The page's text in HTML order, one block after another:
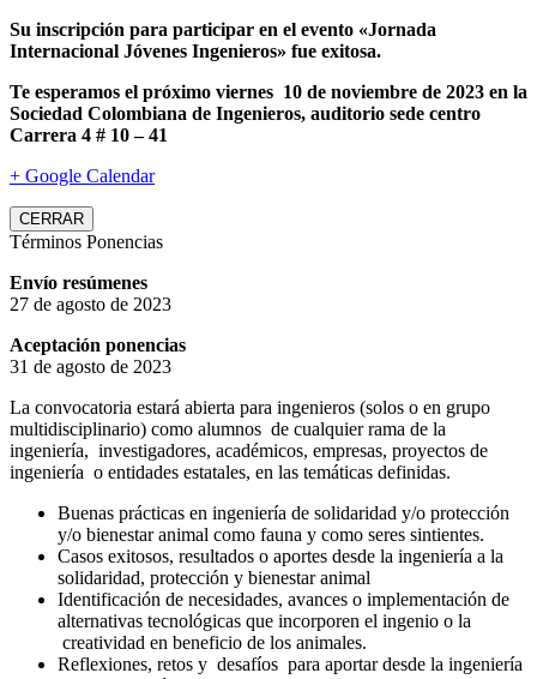
Su inscripción para participar en el evento «Jornada
Internacional Jóvenes Ingenieros» fue exitosa.
Te esperamos el próximo viernes 10 de noviembre de 2023 en la
Sociedad Colombiana de Ingenieros, auditorio sede centro
Carrera 4 # 10 – 41
+ Google Calendar
CERRAR
Términos Ponencias
Envío resúmenes
27 de agosto de 2023
Aceptación ponencias
31 de agosto de 2023
La convocatoria estará abierta para ingenieros (solos o en grupo
multidisciplinario) como alumnos de cualquier rama de la
ingeniería, investigadores, académicos, empresas, proyectos de
ingeniería o entidades estatales, en las temáticas definidas.
Buenas prácticas en ingeniería de solidaridad y/o protección
y/o bienestar animal como fauna y como seres sintientes.
Casos exitosos, resultados o aportes desde la ingeniería a la
solidaridad, protección y bienestar animal
Identificación de necesidades, avances o implementación de
alternativas tecnológicas que incorporen el ingenio o la
creatividad en beneficio de los animales.
Reflexiones, retos y desafíos para aportar desde la ingeniería